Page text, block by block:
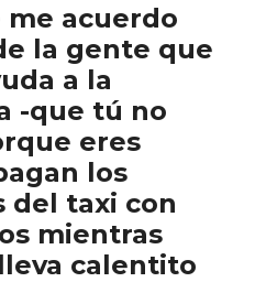
me acuerdo
la gente que
a la
-que tú no
eres
los
del taxi con
mientras
calentito